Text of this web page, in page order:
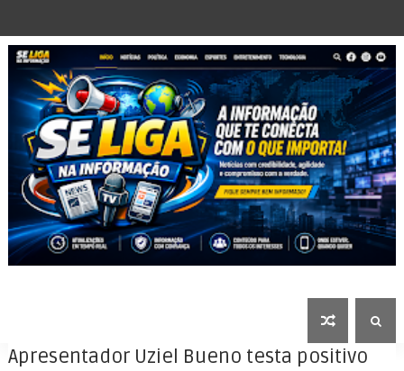
Apresentador Uziel Bueno testa positivo